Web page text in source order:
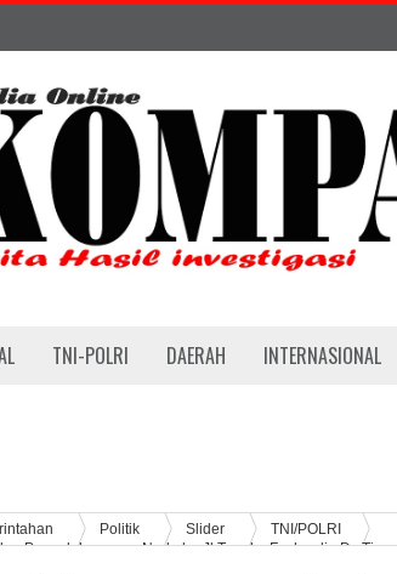
TNI-POLRI DAERAH
INTERNASIONAL
Politik Slider
TNI/POLRI
Penyalahgunaan Narkoba Jl Tengku Fachrudin Ds Tjg